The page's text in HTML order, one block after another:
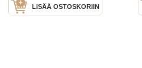
LISÄÄ OSTOSKORIIN